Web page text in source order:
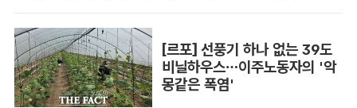
[르포] 선풍기 하나 없는 39도
비닐하우스…이주노동자의 '악
몽같은 폭염'